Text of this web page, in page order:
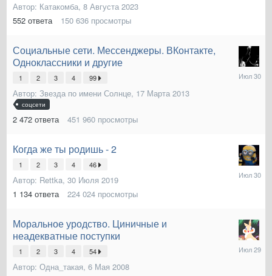
Автор: Катакомба, 8 Августа 2023
552 ответа 150 636 просмотры
Социальные сети. Мессенджеры. ВКонтакте,
Одноклассники и другие
1 2 3 4 99
Автор: Звезда по имени Солнце, 17 Марта 2013
соцсети
2 472 ответа 451 960 просмотры
30
Когда же ты родишь - 2
1 2 3 4 46
Автор: Rettka, 30 Июля 2019
1 134 ответа 224 024 просмотры
30
Июля
Моральное уродство. Циничные и
неадекватные поступки
1 2 3 4 54
Автор: Одна_такая, 6 Мая 2008
29
Июля